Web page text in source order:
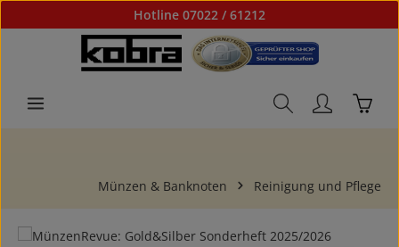
Zum Hauptinhalt springenHotline 07022 / 61212
Münzen & Banknoten Reinigung und Pflege
Bildergalerie überspringen